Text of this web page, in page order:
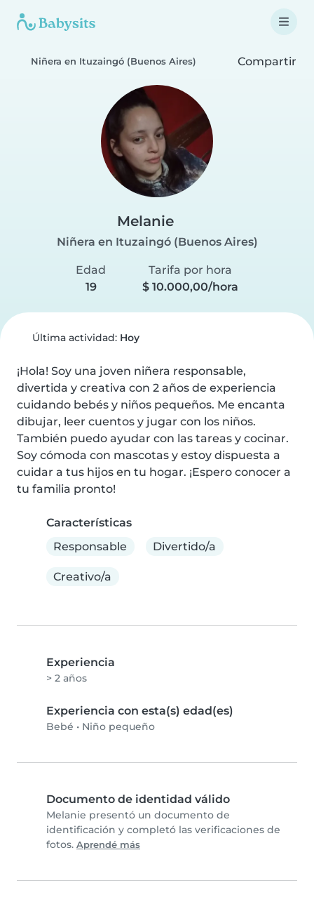
Niñera en Ituzaingó (Buenos Aires) Compartir
Melanie
Niñera en Ituzaingó (Buenos Aires)
Edad
19
Tarifa por hora
$ 10.000,00/hora
Última actividad: Hoy
¡Hola! Soy una joven niñera responsable,
divertida y creativa con 2 años de experiencia
cuidando bebés y niños pequeños. Me encanta
dibujar, leer cuentos y jugar con los niños.
También puedo ayudar con las tareas y cocinar.
Soy cómoda con mascotas y estoy dispuesta a
cuidar a tus hijos en tu hogar. ¡Espero conocer a
tu familia pronto!
Características
Responsable
Divertido/a
Creativo/a
Experiencia
> 2 años
Experiencia con esta(s) edad(es)
Bebé • Niño pequeño
Documento de identidad válido
Melanie presentó un documento de
identificación y completó las verificaciones de
fotos. Aprendé más